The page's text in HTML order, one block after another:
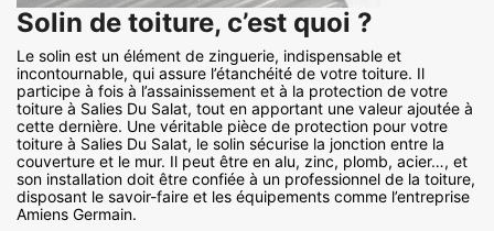
Solin de toiture, c’est quoi ?
Le solin est un élément de zinguerie, indispensable et
incontournable, qui assure l’étanchéité de votre toiture. Il
participe à fois à l’assainissement et à la protection de votre
toiture à Salies Du Salat, tout en apportant une valeur ajoutée à
cette dernière. Une véritable pièce de protection pour votre
toiture à Salies Du Salat, le solin sécurise la jonction entre la
couverture et le mur. Il peut être en alu, zinc, plomb, acier…, et
son installation doit être confiée à un professionnel de la toiture,
disposant le savoir-faire et les équipements comme l’entreprise
Amiens Germain.